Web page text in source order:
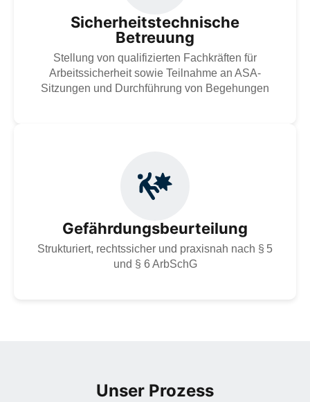
Sicherheitstechnische
Betreuung
Stellung von qualifizierten Fachkräften für
Arbeitssicherheit sowie Teilnahme an ASA-
Sitzungen und Durchführung von Begehungen
Vorschrift 2, z. B. durch regelmäßige Begehungen in
Ihrem Unternehmen.
Zur Dienstleistung
Gefährdungsbeurteilung
Strukturiert, rechtssicher und praxisnah nach § 5
und § 6 ArbSchG
strukturiert, rechtssicher und praxisnah. Wir
unterstützen bei der Analyse, Maßnahmenplanung,
Zur Dienstleistung
Unser Prozess